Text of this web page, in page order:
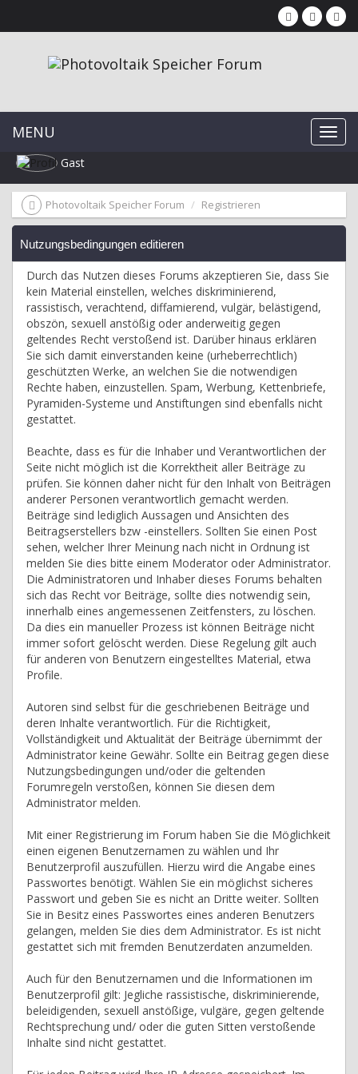
MENU
Gast
Photovoltaik Speicher Forum Registrieren
Nutzungsbedingungen editieren
Durch das Nutzen dieses Forums akzeptieren Sie, dass Sie
kein Material einstellen, welches diskriminierend,
rassistisch, verachtend, diffamierend, vulgär, belästigend,
obszön, sexuell anstößig oder anderweitig gegen
geltendes Recht verstoßend ist. Darüber hinaus erklären
Sie sich damit einverstanden keine (urheberrechtlich)
geschützten Werke, an welchen Sie die notwendigen
Rechte haben, einzustellen. Spam, Werbung, Kettenbriefe,
Pyramiden-Systeme und Anstiftungen sind ebenfalls nicht
gestattet.
Beachte, dass es für die Inhaber und Verantwortlichen der
Seite nicht möglich ist die Korrektheit aller Beiträge zu
prüfen. Sie können daher nicht für den Inhalt von Beiträgen
anderer Personen verantwortlich gemacht werden.
Beiträge sind lediglich Aussagen und Ansichten des
Beitragserstellers bzw -einstellers. Sollten Sie einen Post
sehen, welcher Ihrer Meinung nach nicht in Ordnung ist
melden Sie dies bitte einem Moderator oder Administrator.
Die Administratoren und Inhaber dieses Forums behalten
sich das Recht vor Beiträge, sollte dies notwendig sein,
innerhalb eines angemessenen Zeitfensters, zu löschen.
Da dies ein manueller Prozess ist können Beiträge nicht
immer sofort gelöscht werden. Diese Regelung gilt auch
für anderen von Benutzern eingestelltes Material, etwa
Profile.
Autoren sind selbst für die geschriebenen Beiträge und
deren Inhalte verantwortlich. Für die Richtigkeit,
Vollständigkeit und Aktualität der Beiträge übernimmt der
Administrator keine Gewähr. Sollte ein Beitrag gegen diese
Nutzungsbedingungen und/oder die geltenden
Forumregeln verstoßen, können Sie diesen dem
Administrator melden.
Mit einer Registrierung im Forum haben Sie die Möglichkeit
einen eigenen Benutzernamen zu wählen und Ihr
Benutzerprofil auszufüllen. Hierzu wird die Angabe eines
Passwortes benötigt. Wählen Sie ein möglichst sicheres
Passwort und geben Sie es nicht an Dritte weiter. Sollten
Sie in Besitz eines Passwortes eines anderen Benutzers
gelangen, melden Sie dies dem Administrator. Es ist nicht
gestattet sich mit fremden Benutzerdaten anzumelden.
Auch für den Benutzernamen und die Informationen im
Benutzerprofil gilt: Jegliche rassistische, diskriminierende,
beleidigenden, sexuell anstößige, vulgäre, gegen geltende
Rechtsprechung und/ oder die guten Sitten verstoßende
Inhalte sind nicht gestattet.